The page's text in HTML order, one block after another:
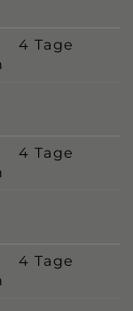
4 Tage
4 Tage
4 Tage